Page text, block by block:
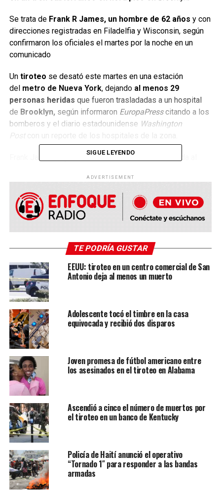
Se trata de Frank R James, un hombre de 62 años y con
direcciones registradas en Filadelfia y Wisconsin, según
confirmaron los oficiales el martes por la noche en un
comunicado
Un tiroteo se desató este martes en una estación
del metro de Nueva York, dejando al menos 29
personas heridas que fueron trasladadas a un hospital
de Brooklyn, según informaron EuropaPresscitando a los
bomberos y el diario estadounidense Washington
Frank James alquiló una camioneta U-Haul vinculada al
buscado para ser interrogado, dijo la policía en una
sesión informativa vespertina .
La llave de la camioneta se encontró en la escena del
policiales.
No está claro si James es el presunto tirador, aclaró el
departamento policial.
cinco de ellas se encuentran en estado crítico pero
estable. Las autoridades también investigan una posible
explosión en el lugar.
SIGUE LEYENDO
ADVERTISEMENT
TE PODRÍA GUSTAR
EEUU: tiroteo en un centro comercial de San
Antonio deja al menos un muerto
Adolescente tocó el timbre en la casa
equivocada y recibió dos disparos
Joven promesa de fútbol americano entre
los asesinados en el tiroteo en Alabama
Ascendió a cinco el número de muertos por
el tiroteo en un banco de Kentucky
Policía de Haití anunció el operativo
“Tornado 1″ para responder a las bandas
armadas